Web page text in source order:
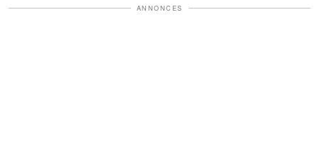
ANNONCES